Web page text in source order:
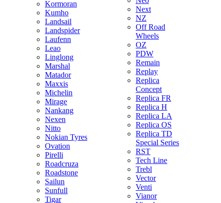
Kormoran
Kumho
Landsail
Landspider
Laufenn
Leao
Linglong
Marshal
Matador
Maxxis
Michelin
Mirage
Nankang
Nexen
Nitto
Nokian Tyres
Ovation
Pirelli
Roadcruza
Roadstone
Sailun
Sunfull
Tigar
Next
NZ
Off Road
Wheels
OZ
PDW
Remain
Replay
Replica
Concept
Replica FR
Replica H
Replica LA
Replica OS
Replica TD
Special Series
RST
Tech Line
Trebl
Vector
Venti
Vianor